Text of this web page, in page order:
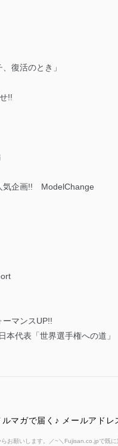
復活のとき」
!!
気企画!! ModelChange
ーマンスUP!!
代表「世界選手権への道」
マガで届く♪ メールアド
願いします。／~＼Fujisan.co.jpで既